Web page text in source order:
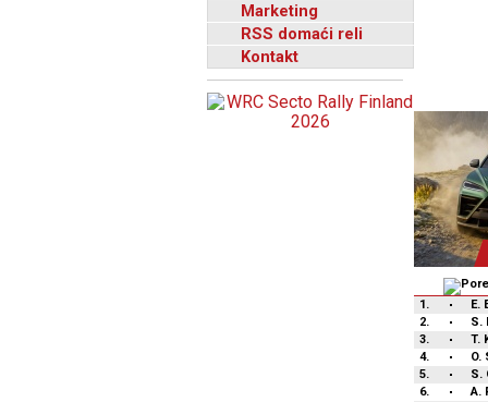
Marketing
RSS domaći reli
Kontakt
1.
E.
2.
S.
3.
T.
4.
O.
5.
S.
6.
A.